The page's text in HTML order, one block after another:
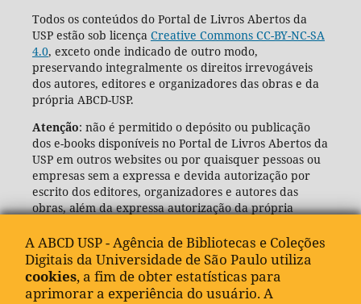
Todos os conteúdos do Portal de Livros Abertos da
USP estão sob licença Creative Commons CC-BY-NC-SA
4.0, exceto onde indicado de outro modo,
preservando integralmente os direitos irrevogáveis
dos autores, editores e organizadores das obras e da
própria ABCD-USP.
Atenção: não é permitido o depósito ou publicação
dos e-books disponíveis no Portal de Livros Abertos da
USP em outros websites ou por quaisquer pessoas ou
empresas sem a expressa e devida autorização por
escrito dos editores, organizadores e autores das
obras, além da expressa autorização da própria
(ABCD-USP).
A ABCD USP - Agência de Bibliotecas e Coleções
Digitais da Universidade de São Paulo utiliza
cookies, a fim de obter estatísticas para
aprimorar a experiência do usuário. A